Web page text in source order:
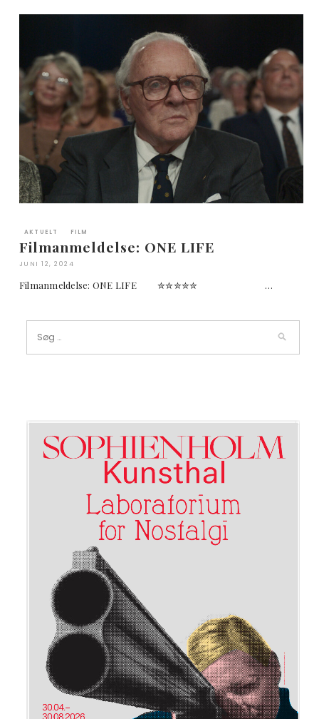
AKTUELT FILM
Filmanmeldelse: ONE LIFE
JUNI 12, 2024
Filmanmeldelse: ONE LIFE ✮✮✮✮✮ …